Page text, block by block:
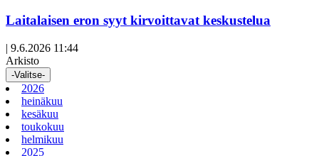
Laitalaisen eron syyt kirvoittavat keskustelua
| 9.6.2026 11:44
Arkisto
-Valitse-
2026
heinäkuu
kesäkuu
toukokuu
helmikuu
2025